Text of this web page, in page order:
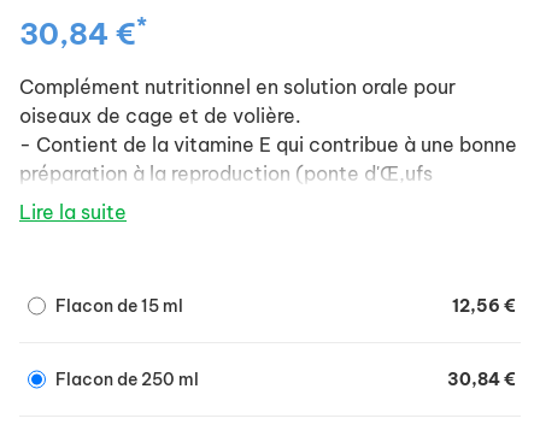
30,84 €*
Complément nutritionnel en solution orale pour
oiseaux de cage et de volière.
- Contient de la vitamine E qui contribue à une bonne
préparation à la reproduction (ponte d'Œ,ufs
fécondés, éclosabilité).
Lire la suite
Flacon de 15 ml 12,56 €
Flacon de 250 ml 30,84 €